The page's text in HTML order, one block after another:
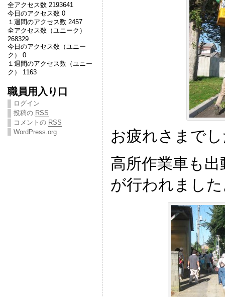
全アクセス数 2193641
今日のアクセス数 0
１週間のアクセス数 2457
全アクセス数（ユニーク）
268329
今日のアクセス数（ユニー
ク） 0
１週間のアクセス数（ユニー
ク） 1163
職員用入り口
ログイン
投稿の RSS
コメントの RSS
WordPress.org
お疲れさまで
高所作業車も
が行われまし